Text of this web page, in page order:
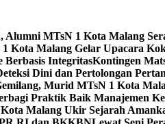
Alumni MTsN 1 Kota Malang
Kota Malang Gelar Upacara
Berbasis IntegritasKontingen
Dini dan Pertolongan
Murid MTsN 1 Kota
Praktik Baik Manajemen
Malang Ukir Sejarah